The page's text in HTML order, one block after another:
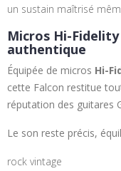
un sustain maîtrisé
Micros Hi-
authentique
Équipée de micros Hi-
cette Falcon restitue
réputation des guitares
Le son reste précis,
rock vintage